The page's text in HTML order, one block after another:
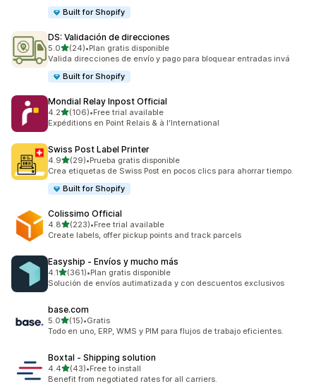
Built for Shopify
DS: Validación de direcciones
5.0de 5 estrellas
(24)
24 reseñas en total
•Plan gratis disponible
Valida direcciones de envío y pago para bloquear entradas invá
Built for Shopify
Mondial Relay Inpost Official
4.2de 5 estrellas
(106)
106 reseñas en total
•Free trial available
Expéditions en Point Relais & à l'International
Swiss Post Label Printer
4.9de 5 estrellas
(29)
29 reseñas en total
•Prueba gratis disponible
Crea etiquetas de Swiss Post en pocos clics para ahorrar tiempo.
Built for Shopify
Colissimo Official
4.8de 5 estrellas
(223)
223 reseñas en total
•Free trial available
Create labels, offer pickup points and track parcels
Easyship ‑ Envíos y mucho más
4.1de 5 estrellas
(361)
361 reseñas en total
•Plan gratis disponible
Solución de envíos autimatizada y con descuentos exclusivos
base.com
5.0de 5 estrellas
(15)
15 reseñas en total
•Gratis
Todo en uno, ERP, WMS y PIM para flujos de trabajo eficientes.
Boxtal ‑ Shipping solution
4.4de 5 estrellas
(43)
43 reseñas en total
•Free to install
Benefit from negotiated rates for all carriers.